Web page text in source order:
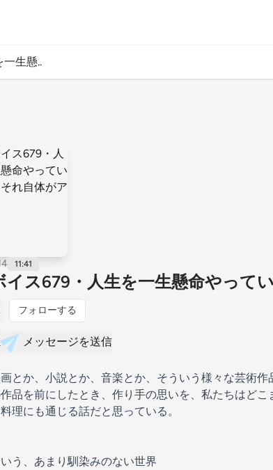
生懸..
11:41
イス679・人生を一生懸命やって
フォローする
メッセージを送信
とか、小説とか、音楽とか、そういう様々な芸術
品を前にしたとき、作り手の思いを、私たちはどこ
理にも通じる話だと思っている。
う、あまり馴染みのない世界